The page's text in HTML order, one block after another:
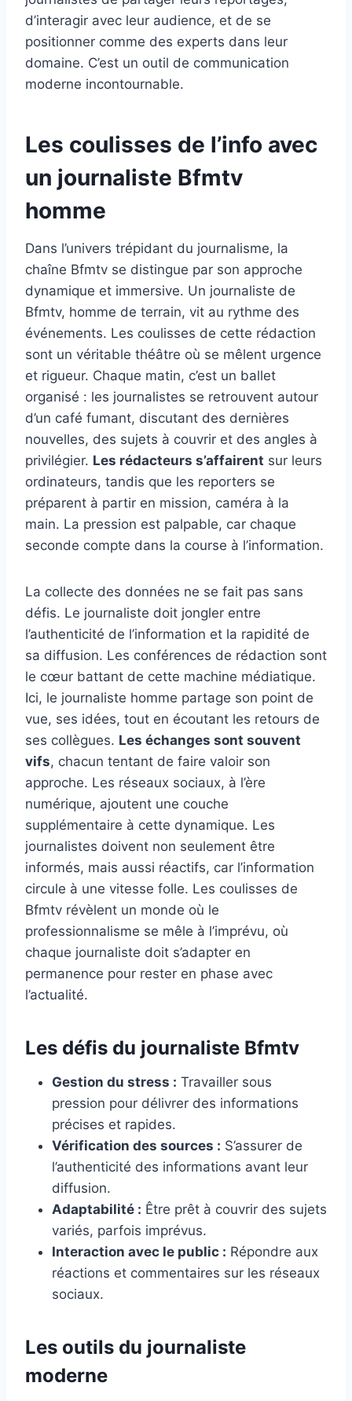
d’interagir avec leur audience, et de se
positionner comme des experts dans leur
domaine. C’est un outil de communication
moderne incontournable.
Les coulisses de l’info avec
un journaliste Bfmtv
homme
Dans l’univers trépidant du journalisme, la
chaîne Bfmtv se distingue par son approche
dynamique et immersive. Un journaliste de
Bfmtv, homme de terrain, vit au rythme des
événements. Les coulisses de cette rédaction
sont un véritable théâtre où se mêlent urgence
et rigueur. Chaque matin, c’est un ballet
organisé : les journalistes se retrouvent autour
d’un café fumant, discutant des dernières
nouvelles, des sujets à couvrir et des angles à
privilégier. Les rédacteurs s’affairent sur leurs
ordinateurs, tandis que les reporters se
préparent à partir en mission, caméra à la
main. La pression est palpable, car chaque
seconde compte dans la course à l’information.
La collecte des données ne se fait pas sans
défis. Le journaliste doit jongler entre
l’authenticité de l’information et la rapidité de
sa diffusion. Les conférences de rédaction sont
le cœur battant de cette machine médiatique.
Ici, le journaliste homme partage son point de
vue, ses idées, tout en écoutant les retours de
ses collègues. Les échanges sont souvent
vifs, chacun tentant de faire valoir son
approche. Les réseaux sociaux, à l’ère
numérique, ajoutent une couche
supplémentaire à cette dynamique. Les
journalistes doivent non seulement être
informés, mais aussi réactifs, car l’information
circule à une vitesse folle. Les coulisses de
Bfmtv révèlent un monde où le
professionnalisme se mêle à l’imprévu, où
chaque journaliste doit s’adapter en
permanence pour rester en phase avec
l’actualité.
Les défis du journaliste Bfmtv
Gestion du stress : Travailler sous
pression pour délivrer des informations
précises et rapides.
Vérification des sources : S’assurer de
l’authenticité des informations avant leur
diffusion.
Adaptabilité : Être prêt à couvrir des sujets
variés, parfois imprévus.
Interaction avec le public : Répondre aux
réactions et commentaires sur les réseaux
sociaux.
Les outils du journaliste
moderne